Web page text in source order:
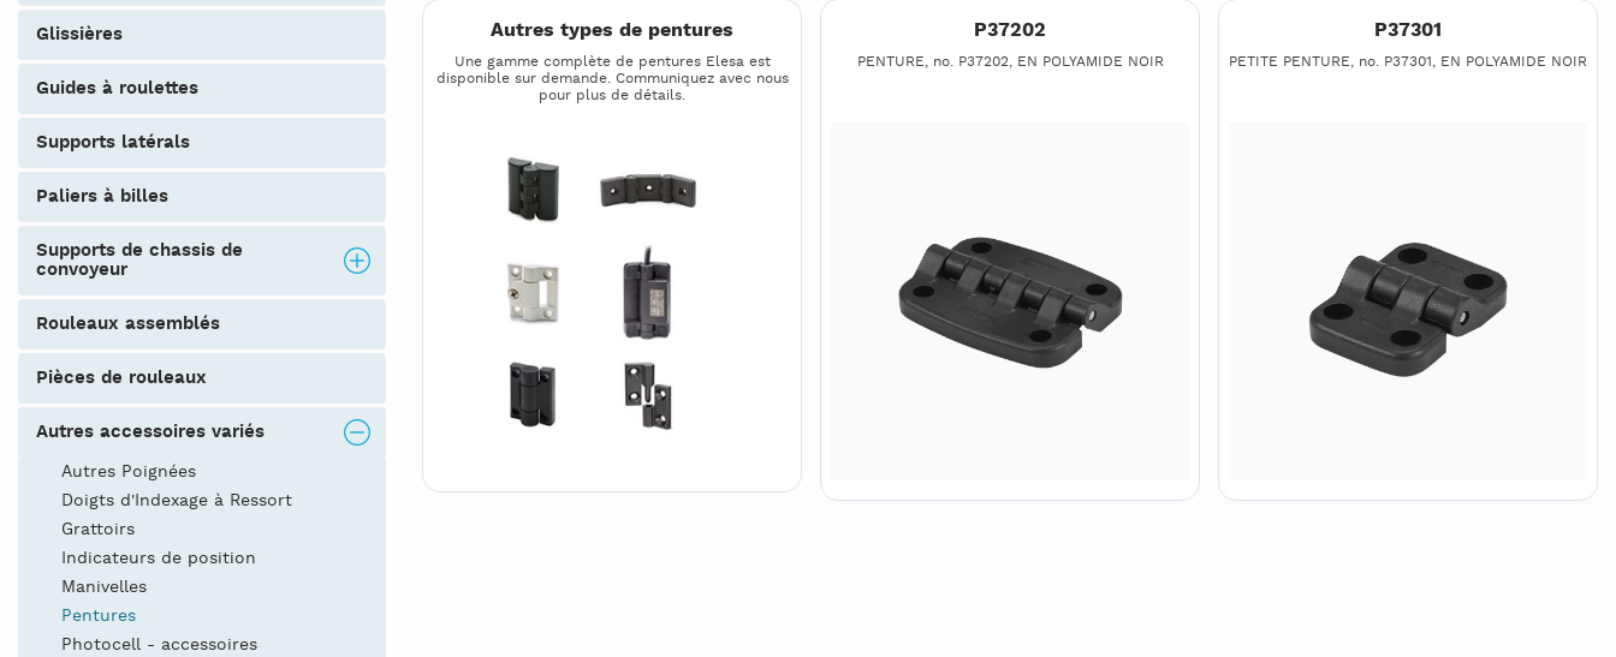
glissières
guides à roulettes
supports latérals
paliers à billes
supports de chassis de
convoyeur
rouleaux assemblés
pièces de rouleaux
autres accessoires variés
Autres Poignées
Doigts d'Indexage à Ressort
Grattoirs
Indicateurs de position
Manivelles
Pentures
Photocell - accessoires
Autres types de pentures
Une gamme complète de pentures Elesa est
disponible sur demande. Communiquez avec nous
pour plus de détails.
P37202
PENTURE, no. P37202, EN POLYAMIDE NOIR
P37301
PETITE PENTURE, no. P37301, EN POLYAMIDE NOIR